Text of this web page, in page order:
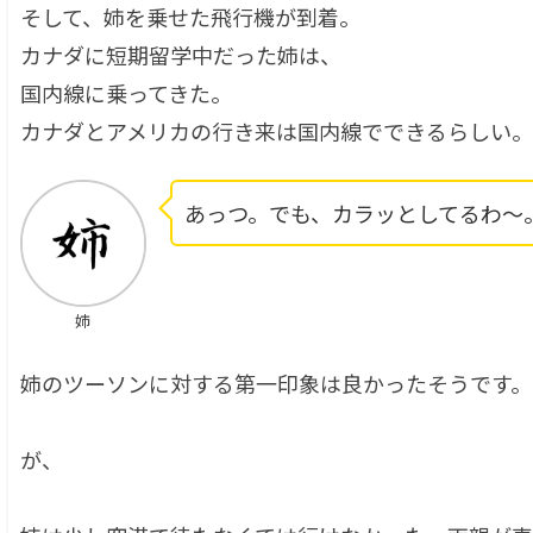
そして、姉を乗せた飛行機が到着。
カナダに短期留学中だった姉は、
国内線に乗ってきた。
カナダとアメリカの行き来は国内線でできるらしい。
姉
あっつ。でも、カラッとしてるわ〜
姉のツーソンに対する第一印象は良かったそうです。
が、